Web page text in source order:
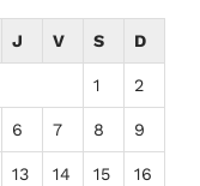
J V S D
1 2
6 7 8 9
13 14 15 16